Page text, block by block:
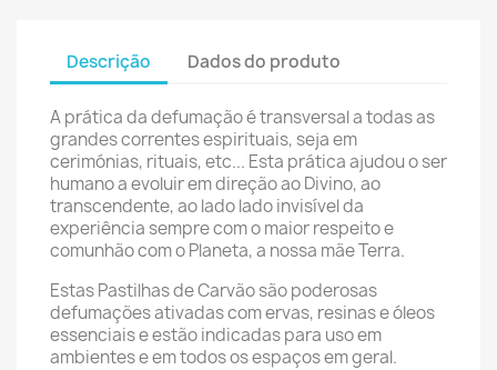
Descrição Dados do produto
A prática da defumação é transversal a todas as
grandes correntes espirituais, seja em
cerimónias, rituais, etc... Esta prática ajudou o ser
humano a evoluir em direção ao Divino, ao
transcendente, ao lado lado invisível da
experiência sempre com o maior respeito e
comunhão com o Planeta, a nossa mãe Terra.
Estas Pastilhas de Carvão são poderosas
defumações ativadas com ervas, resinas e óleos
essenciais e estão indicadas para uso em
ambientes e em todos os espaços em geral.